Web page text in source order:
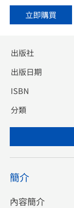
立即購買
出版社
出版日期
ISBN
分類
簡介
內容簡介